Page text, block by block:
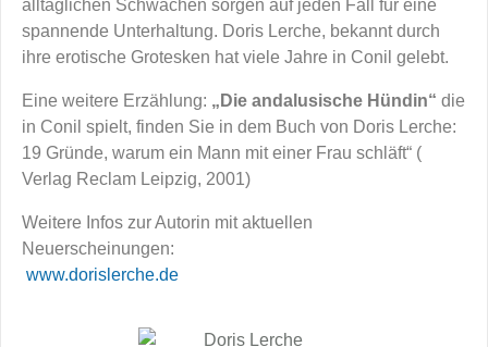
alltäglichen Schwächen sorgen auf jeden Fall für eine
spannende Unterhaltung. Doris Lerche, bekannt durch
ihre erotische Grotesken hat viele Jahre in Conil gelebt.
Eine weitere Erzählung: „Die andalusische Hündin“ die
in Conil spielt, finden Sie in dem Buch von Doris Lerche:
19 Gründe, warum ein Mann mit einer Frau schläft“ (
Verlag Reclam Leipzig, 2001)
Weitere Infos zur Autorin mit aktuellen
Neuerscheinungen:
www.dorislerche.de